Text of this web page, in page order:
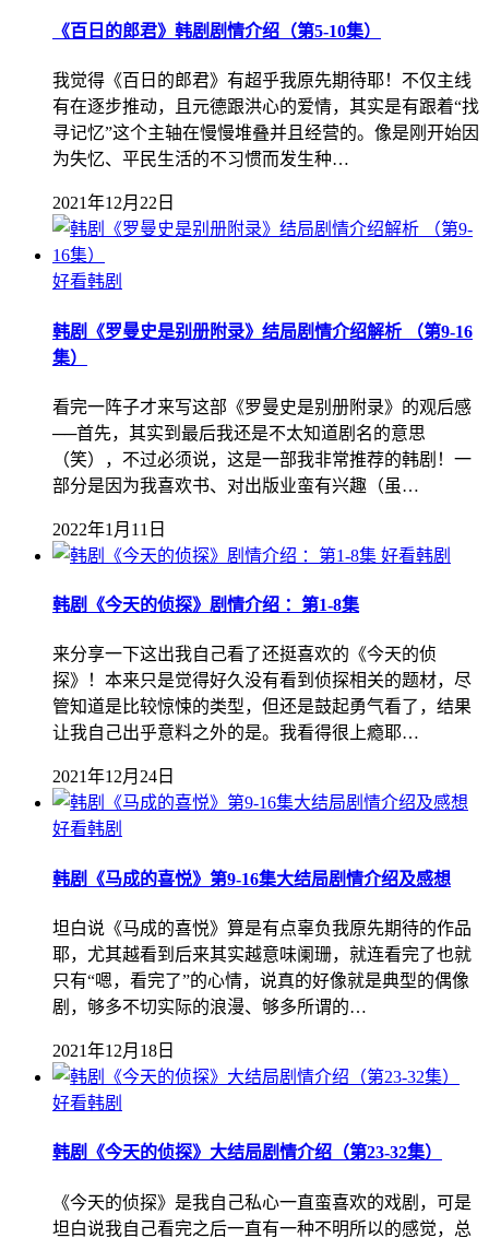
《百日的郎君》韩剧剧情介绍（第5-10集）
我觉得《百日的郎君》有超乎我原先期待耶！不仅主线
有在逐步推动，且元德跟洪心的爱情，其实是有跟着“找
寻记忆”这个主轴在慢慢堆叠并且经营的。像是刚开始因
为失忆、平民生活的不习惯而发生种…
2021年12月22日
好看韩剧
韩剧《罗曼史是别册附录》结局剧情介绍解析 （第9-16
集）
看完一阵子才来写这部《罗曼史是别册附录》的观后感
──首先，其实到最后我还是不太知道剧名的意思
（笑），不过必须说，这是一部我非常推荐的韩剧！一
部分是因为我喜欢书、对出版业蛮有兴趣（虽…
2022年1月11日
好看韩剧
韩剧《今天的侦探》剧情介绍 ：第1-8集
来分享一下这出我自己看了还挺喜欢的《今天的侦
探》！本来只是觉得好久没有看到侦探相关的题材，尽
管知道是比较惊悚的类型，但还是鼓起勇气看了，结果
让我自己出乎意料之外的是。我看得很上瘾耶…
2021年12月24日
好看韩剧
韩剧《马成的喜悦》第9-16集大结局剧情介绍及感想
坦白说《马成的喜悦》算是有点辜负我原先期待的作品
耶，尤其越看到后来其实越意味阑珊，就连看完了也就
只有“嗯，看完了”的心情，说真的好像就是典型的偶像
剧，够多不切实际的浪漫、够多所谓的…
2021年12月18日
好看韩剧
韩剧《今天的侦探》大结局剧情介绍（第23-32集）
《今天的侦探》是我自己私心一直蛮喜欢的戏剧，可是
坦白说我自己看完之后一直有一种不明所以的感觉，总